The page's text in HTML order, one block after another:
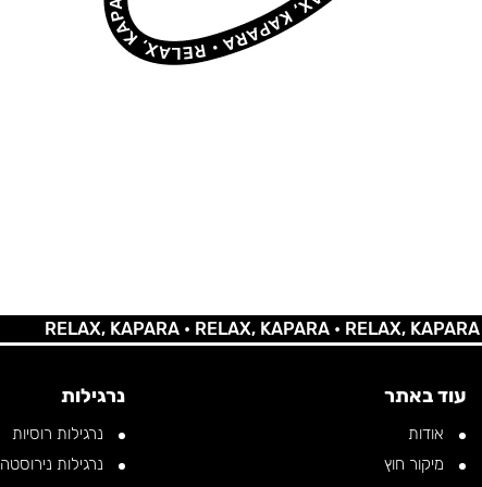
RELAX, KAPARA •RELAX, KAPARA •RELAX, KAPARA •
עוד באתר
אודות
מיקור חוץ
נרגילות
נרגילות רוסיות
נרגילות נירוסטה